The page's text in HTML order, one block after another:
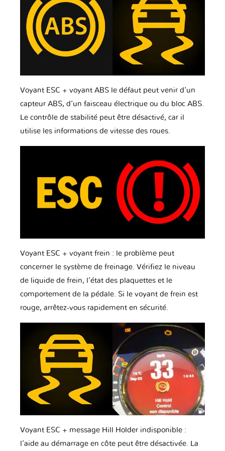
Voyant ESC + voyant ABS le défaut peut venir d’un
capteur ABS, d’un faisceau électrique ou du bloc ABS.
Le contrôle de stabilité peut être désactivé, car il
utilise les informations de vitesse des roues.
Voyant ESC + voyant frein : le problème peut
concerner le système de freinage. Vérifiez le niveau
de liquide de frein, l’état des plaquettes et le
comportement de la pédale. Si le voyant de frein est
rouge, arrêtez-vous rapidement en sécurité.
Voyant ESC + message Hill Holder indisponible :
l’aide au démarrage en côte peut être désactivée. La